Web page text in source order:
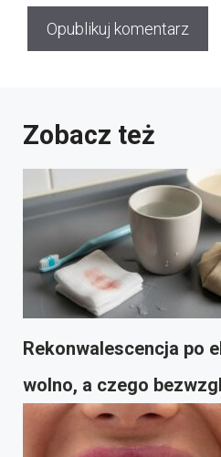
Zobacz też
Rekonwalescencja po
wolno, a czego